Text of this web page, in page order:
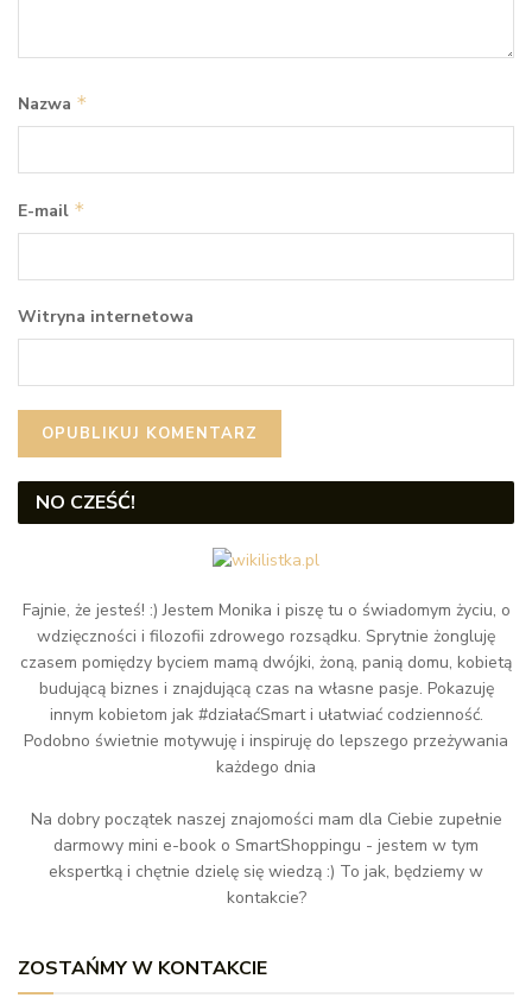
Nazwa *
E-mail *
Witryna internetowa
NO CZEŚĆ!
Fajnie, że jesteś! :) Jestem Monika i piszę tu o świadomym życiu, o
wdzięczności i filozofii zdrowego rozsądku. Sprytnie żongluję
czasem pomiędzy byciem mamą dwójki, żoną, panią domu, kobietą
budującą biznes i znajdującą czas na własne pasje. Pokazuję
innym kobietom jak #działaćSmart i ułatwiać codzienność.
Podobno świetnie motywuję i inspiruję do lepszego przeżywania
każdego dnia
Na dobry początek naszej znajomości mam dla Ciebie zupełnie
darmowy mini e-book o SmartShoppingu - jestem w tym
ekspertką i chętnie dzielę się wiedzą :) To jak, będziemy w
kontakcie?
ZOSTAŃMY W KONTAKCIE